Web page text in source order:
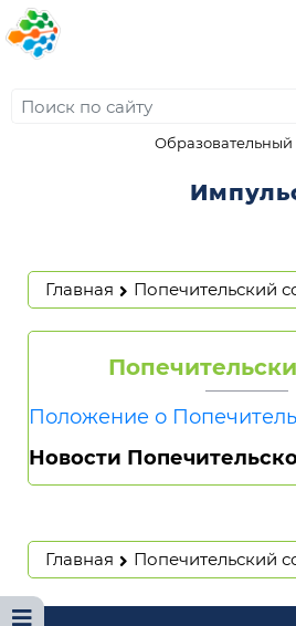
Образовательный
Главная Попечительский
Положение о
Новости
Главная Попечительский